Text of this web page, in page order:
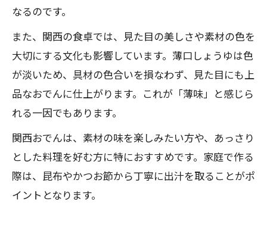
なるのです。
また、関西の食卓では、見た目の美しさや素材の色を
大切にする文化も影響しています。薄口しょうゆは色
が淡いため、具材の色合いを損なわず、見た目にも上
品なおでんに仕上がります。これが「薄味」と感じら
れる一因でもあります。
関西おでんは、素材の味を楽しみたい方や、あっさり
とした料理を好む方に特におすすめです。家庭で作る
際は、昆布やかつお節から丁寧に出汁を取ることがポ
イントとなります。